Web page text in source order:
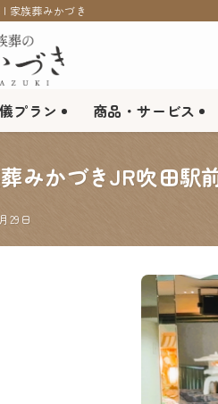
家族葬みかづき
プラン 商品・サービス
みかづきJR吹田駅
29日